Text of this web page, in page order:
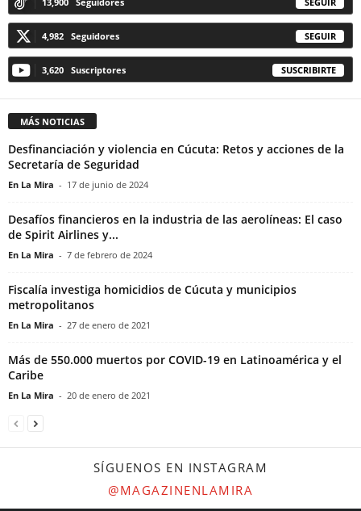
4,982 Seguidores SEGUIR
3,620 Suscriptores SUSCRIBIRTE
MÁS NOTICIAS
Desfinanciación y violencia en Cúcuta: Retos y acciones de la
Secretaría de Seguridad
En La Mira - 17 de junio de 2024
Desafíos financieros en la industria de las aerolíneas: El caso
de Spirit Airlines y...
En La Mira - 7 de febrero de 2024
Fiscalía investiga homicidios de Cúcuta y municipios
metropolitanos
En La Mira - 27 de enero de 2021
Más de 550.000 muertos por COVID-19 en Latinoamérica y el
Caribe
En La Mira - 20 de enero de 2021
SÍGUENOS EN INSTAGRAM
@MAGAZINENLAMIRA